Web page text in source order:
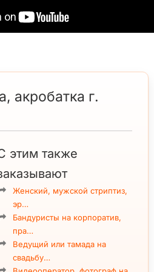
акробатка г.
этим также
Женский, мужской стриптиз,
эр…
Бандуристы на корпоратив,
пра…
Ведущий или тамада на
свадьбу…